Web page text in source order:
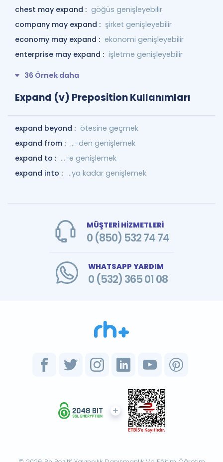
chest may expand : göğüs genişleyebilir
company may expand : şirket genişleyebilir
economy may expand : ekonomi genişleyebilir
enterprise may expand : işletme genişleyebilir
36 Örnek daha
Expand (v) Preposition Kullanımları
expand beyond : ötesine geçmek
expand from : ...-den genişlemek
expand to : ...-e genişlemek
expand into : ...ya kadar genişlemek
MÜŞTERİ HİZMETLERİ
0 (850) 532 74 74
WHATSAPP YARDIM
0 (532) 365 01 08